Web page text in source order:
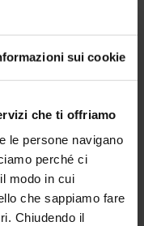
sui cookie
che ti offriamo
le persone navigano
perché ci
modo in cui
che sappiamo fare
Chiudendo il
li tà